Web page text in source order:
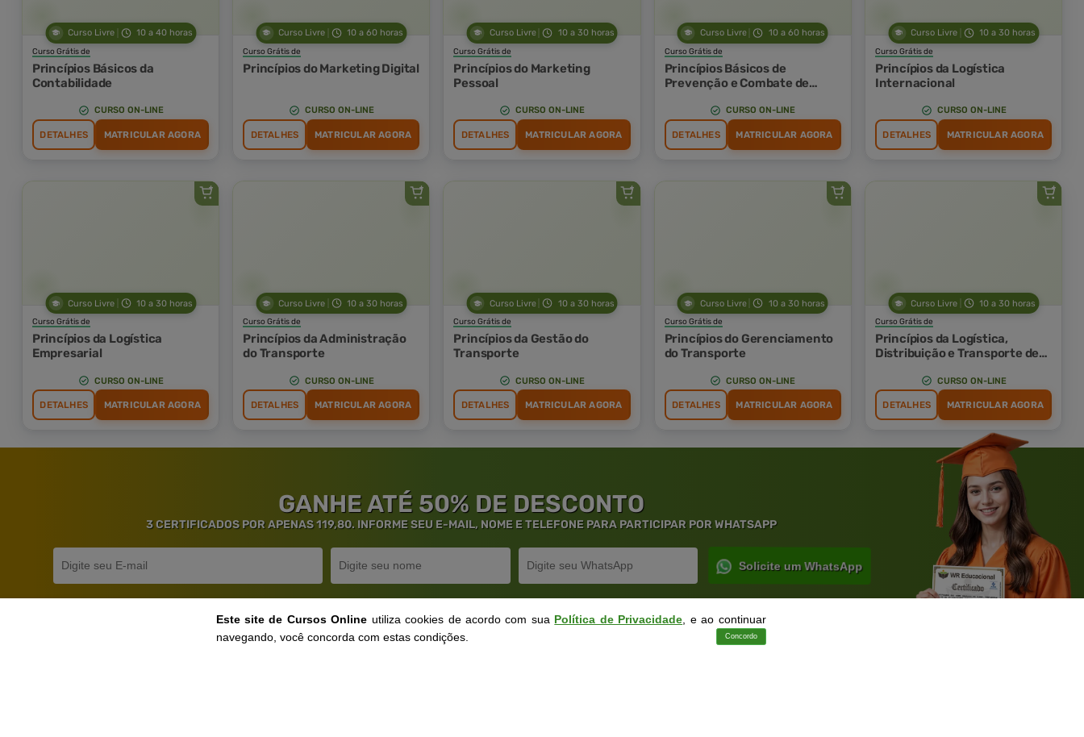
Curso Livre 10 a 40 horas
Curso Grátis de
Princípios Básicos da
Contabilidade
CURSO ON-LINE
DETALHES MATRICULAR AGORA
Curso Livre 10 a 60 horas
Curso Grátis de
Princípios do Marketing Digital
CURSO ON-LINE
DETALHES MATRICULAR AGORA
Curso Livre 10 a 30 horas
Curso Grátis de
Princípios do Marketing
Pessoal
CURSO ON-LINE
DETALHES MATRICULAR AGORA
Curso Livre 10 a 60 horas
Curso Grátis de
Princípios Básicos de
Prevenção e Combate de
CURSO ON-LINE
DETALHES MATRICULAR AGORA
Curso Livre 10 a 30 horas
Curso Grátis de
Princípios da Logística
Internacional
CURSO ON-LINE
DETALHES MATRICULAR AGORA
Curso Livre 10 a 30 horas
Curso Grátis de
Princípios da Logística
Empresarial
CURSO ON-LINE
DETALHES MATRICULAR AGORA
Curso Livre 10 a 30 horas
Curso Grátis de
Princípios da Administração
do Transporte
CURSO ON-LINE
DETALHES MATRICULAR AGORA
Curso Livre 10 a 30 horas
Curso Grátis de
Princípios da Gestão do
Transporte
CURSO ON-LINE
DETALHES MATRICULAR AGORA
Curso Livre 10 a 30 horas
Curso Grátis de
Princípios do Gerenciamento
do Transporte
CURSO ON-LINE
DETALHES MATRICULAR AGORA
Curso Livre 10 a 30 horas
Curso Grátis de
Princípios da Logística,
Distribuição e Transporte de
CURSO ON-LINE
DETALHES MATRICULAR AGORA
GANHE ATÉ 50% DE DESCONTO
3 CERTIFICADOS POR APENAS 119,80. INFORME SEU E-MAIL, NOME E TELEFONE PARA PARTICIPAR POR WHATSAPP
Solicite um WhatsApp
Este site de Cursos Online utiliza cookies de acordo com sua Política de Privacidade , e ao continuar
navegando, você concorda com estas condições.
Concordo